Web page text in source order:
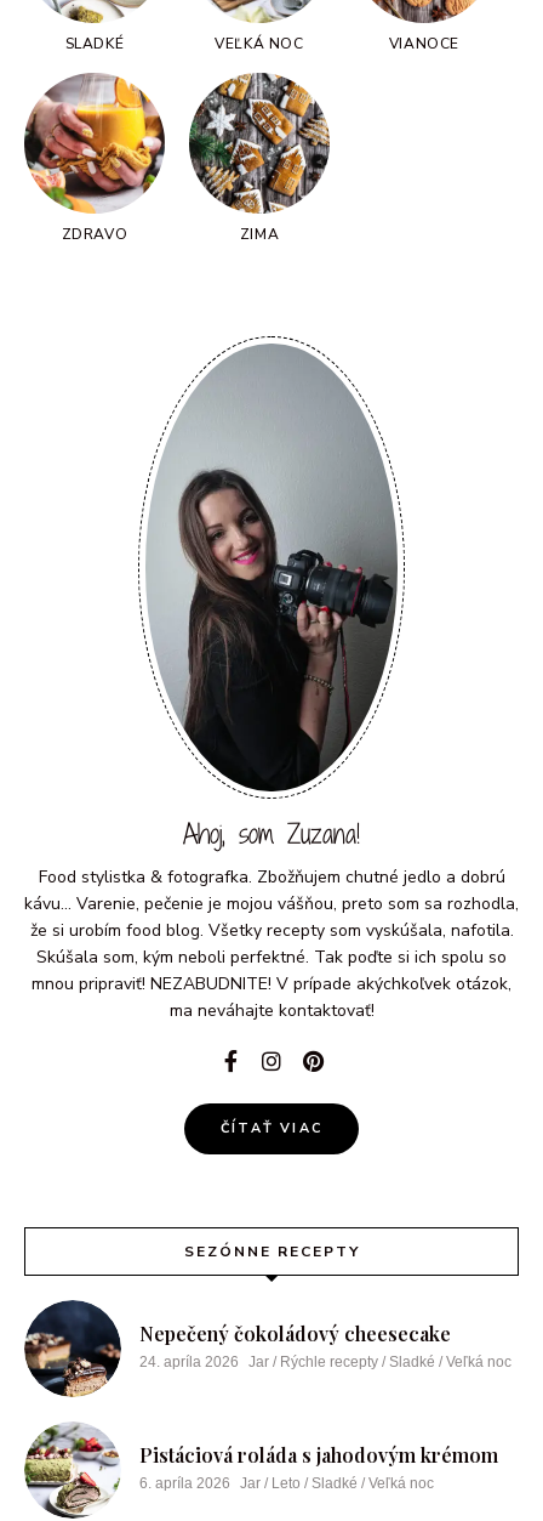
SLADKÉ VEĽKÁ NOC VIANOCE
ZDRAVO ZIMA
Ahoj, som Zuzana!
Food stylistka & fotografka. Zbožňujem chutné jedlo a dobrú
kávu... Varenie, pečenie je mojou vášňou, preto som sa rozhodla,
že si urobím food blog. Všetky recepty som vyskúšala, nafotila.
Skúšala som, kým neboli perfektné. Tak poďte si ich spolu so
mnou pripraviť! NEZABUDNITE! V prípade akýchkoľvek otázok,
ma neváhajte kontaktovať!
ČÍTAŤ VIAC
SEZÓNNE RECEPTY
Nepečený čokoládový cheesecake
24. apríla 2026 Jar / Rýchle recepty / Sladké / Veľká noc
Pistáciová roláda s jahodovým krémom
6. apríla 2026 Jar / Leto / Sladké / Veľká noc